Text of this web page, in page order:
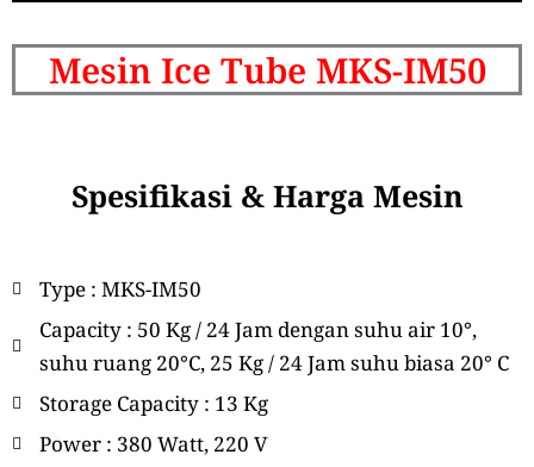
Mesin Ice Tube MKS-IM50
Spesifikasi & Harga Mesin
Type : MKS-IM50
Capacity : 50 Kg / 24 Jam dengan suhu air 10°,
suhu ruang 20°C, 25 Kg / 24 Jam suhu biasa 20° C
Storage Capacity : 13 Kg
Power : 380 Watt, 220 V